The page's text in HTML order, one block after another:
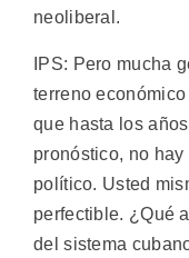
neoliberal.
IPS: Pero mucha
terreno
que hasta los
pronóstico, no
político. Usted
perfectible. ¿Qué
del sistema